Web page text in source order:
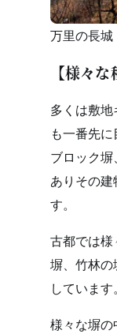
万里の長城
【様々な
多くは敷地
も一番先に
ブロック
ありその建
す。
古都では様
塀、竹林の
しています。
様々な塀の